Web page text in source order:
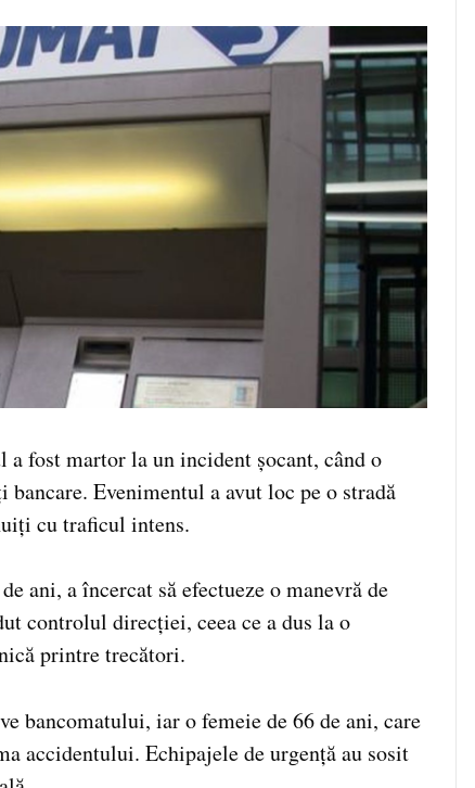
fost martor la un incident șocant, când o
Evenimentul a avut loc pe o stradă
cu traficul intens.
ani, a încercat să efectueze o manevră de
controlul direcției, ceea ce a dus la o
printre trecători.
bancomatului, iar o femeie de 66 de ani, care
accidentului. Echipajele de urgență au sosit